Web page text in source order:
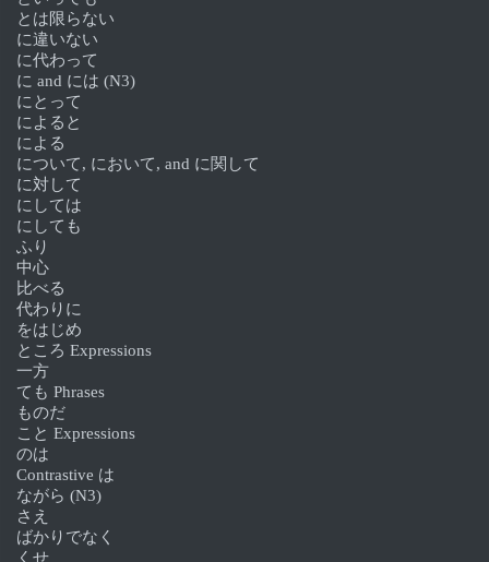
とは限らない
に違いない
に代わって
に and には (N3)
にとって
によると
による
について, において, and に関して
に対して
にしては
にしても
ふり
中心
比べる
代わりに
をはじめ
ところ Expressions
一方
ても Phrases
ものだ
こと Expressions
のは
Contrastive は
ながら (N3)
さえ
ばかりでなく
くせ